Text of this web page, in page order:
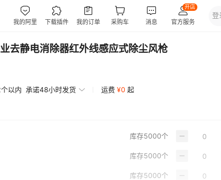
去静电消除器红外线感应式除尘风枪
以内 承诺48小时发货 运费 ¥0 起
库存5000个
库存5000个
库存5000个